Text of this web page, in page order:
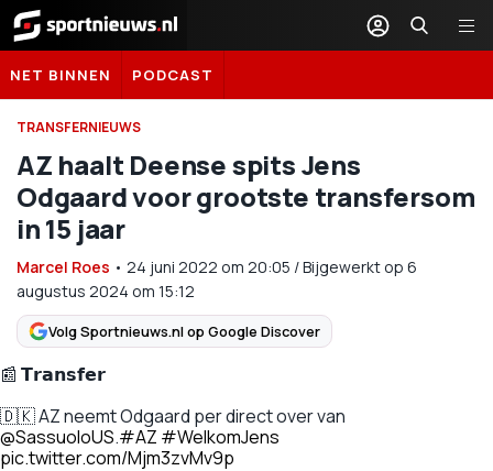
Sportnieuws.nl
NET BINNEN PODCAST
TRANSFERNIEUWS
AZ haalt Deense spits Jens
Odgaard voor grootste transfersom
in 15 jaar
Marcel Roes • 24 juni 2022 om 20:05 /Bijgewerkt op 6
augustus 2024 om 15:12
Volg Sportnieuws.nl op Google Discover
📰 𝗧𝗿𝗮𝗻𝘀𝗳𝗲𝗿
🇩🇰 AZ neemt Odgaard per direct over van
@SassuoloUS.#AZ #WelkomJens
pic.twitter.com/Mjm3zvMv9p